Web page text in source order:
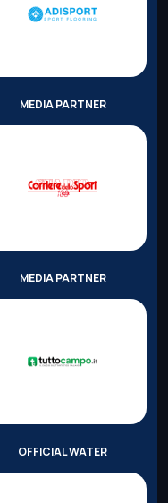
MEDIA PARTNER
MEDIA PARTNER
OFFICIAL WATER